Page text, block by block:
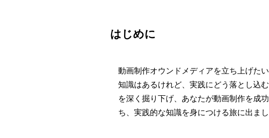
はじめに
動画制作オウンドメディアを立ち上げた
知識はあるけれど、実践にどう落とし込
を深く掘り下げ、あなたが動画制作を成
ち、実践的な知識を身につける旅に出まし